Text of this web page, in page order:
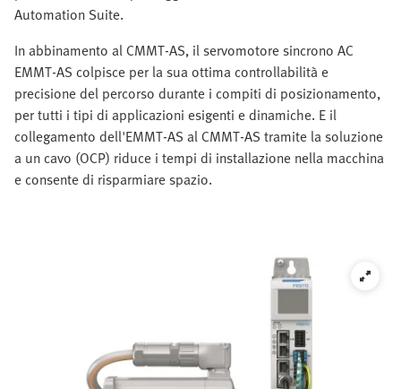
Automation Suite.
In abbinamento al CMMT-AS, il servomotore sincrono AC
EMMT-AS colpisce per la sua ottima controllabilità e
precisione del percorso durante i compiti di posizionamento,
per tutti i tipi di applicazioni esigenti e dinamiche. E il
collegamento dell'EMMT-AS al CMMT-AS tramite la soluzione
a un cavo (OCP) riduce i tempi di installazione nella macchina
e consente di risparmiare spazio.